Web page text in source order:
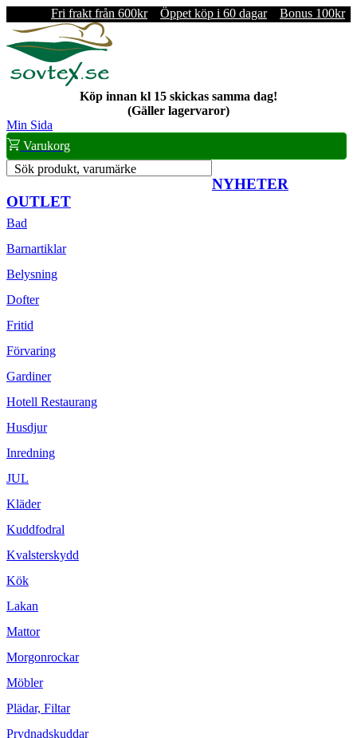
Fri frakt från 600kr Öppet köp i 60 dagar Bonus 100kr
Köp innan kl 15 skickas samma dag!
(Gäller lagervaror)
Min Sida
Varukorg
Sök produkt, varumärke
NYHETER
OUTLET
Bad
Barnartiklar
Belysning
Dofter
Fritid
Förvaring
Gardiner
Hotell Restaurang
Husdjur
Inredning
JUL
Kläder
Kuddfodral
Kvalsterskydd
Kök
Lakan
Mattor
Morgonrockar
Möbler
Plädar, Filtar
Prydnadskuddar